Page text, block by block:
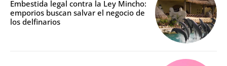
Embestida legal contra la Ley Mincho:
emporios buscan salvar el negocio de
los delfinarios